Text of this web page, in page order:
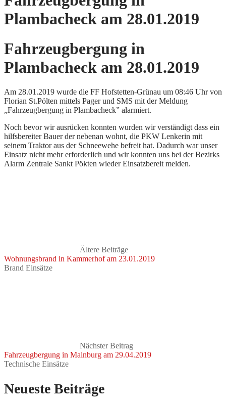
Plambacheck am 28.01.2019
Fahrzeugbergung in
Plambacheck am 28.01.2019
Am 28.01.2019 wurde die FF Hofstetten-Grünau um 08:46 Uhr von
Florian St.Pölten mittels Pager und SMS mit der Meldung
„Fahrzeugbergung in Plambacheck” alarmiert.
Noch bevor wir ausrücken konnten wurden wir verständigt dass ein
hilfsbereiter Bauer der nebenan wohnt, die PKW Lenkerin mit
seinem Traktor aus der Schneewehe befreit hat. Dadurch war unser
Einsatz nicht mehr erforderlich und wir konnten uns bei der Bezirks
Alarm Zentrale Sankt Pökten wieder Einsatzbereit melden.
Ältere Beiträge
Wohnungsbrand in Kammerhof am 23.01.2019
Brand Einsätze
Nächster Beitrag
Fahrzeugbergung in Mainburg am 29.04.2019
Technische Einsätze
Neueste Beiträge